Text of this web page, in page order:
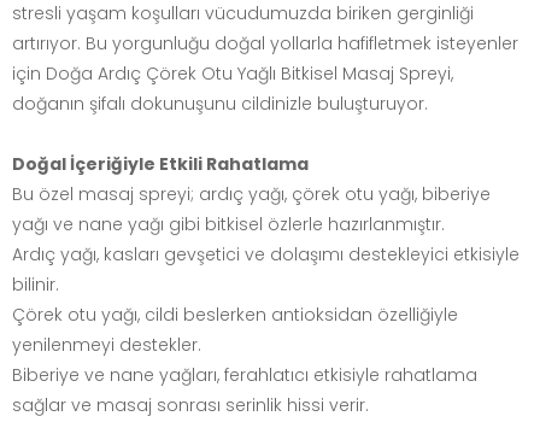
stresli yaşam koşulları vücudumuzda biriken gerginliği
artırıyor. Bu yorgunluğu doğal yollarla hafifletmek isteyenler
için Doğa Ardıç Çörek Otu Yağlı Bitkisel Masaj Spreyi,
doğanın şifalı dokunuşunu cildinizle buluşturuyor.
Doğal İçeriğiyle Etkili Rahatlama
Bu özel masaj spreyi; ardıç yağı, çörek otu yağı, biberiye
yağı ve nane yağı gibi bitkisel özlerle hazırlanmıştır.
Ardıç yağı, kasları gevşetici ve dolaşımı destekleyici etkisiyle
bilinir.
Çörek otu yağı, cildi beslerken antioksidan özelliğiyle
yenilenmeyi destekler.
Biberiye ve nane yağları, ferahlatıcı etkisiyle rahatlama
sağlar ve masaj sonrası serinlik hissi verir.